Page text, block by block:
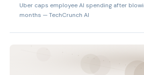
Uber caps employee AI spending after
months — TechCrunch AI